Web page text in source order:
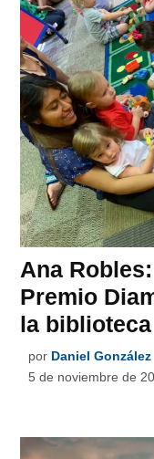
Ana
Premio
la biblioteca
por Daniel González
5 de noviembre de